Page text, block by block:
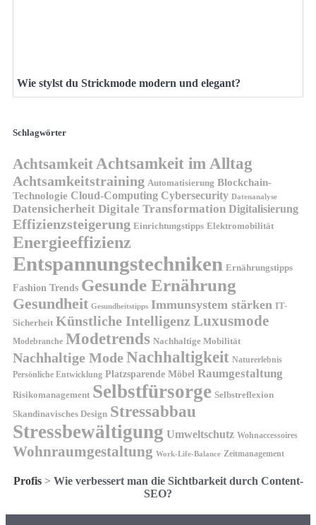
Wie stylst du Strickmode modern und elegant?
Schlagwörter
Achtsamkeit Achtsamkeit im Alltag
Achtsamkeitstraining Automatisierung Blockchain-
Technologie Cloud-Computing Cybersecurity Datenanalyse
Datensicherheit Digitale Transformation Digitalisierung
Effizienzsteigerung Einrichtungstipps Elektromobilität
Energieeffizienz
Entspannungstechniken Ernährungstipps
Fashion Trends Gesunde Ernährung
Gesundheit Gesundheitstipps Immunsystem stärken IT-
Sicherheit Künstliche IntelligenzLuxusmode
Modebranche Modetrends Nachhaltige Mobilität
Nachhaltige ModeNachhaltigkeit Naturerlebnis
Persönliche Entwicklung Platzsparende Möbel Raumgestaltung
Risikomanagement Selbstfürsorge Selbstreflexion
Skandinavisches Design Stressabbau
Stressbewältigung Umweltschutz Wohnaccessoires
Wohnraumgestaltung Work-Life-Balance Zeitmanagement
Profis> Wie verbessert man die Sichtbarkeit durch Content-
SEO?